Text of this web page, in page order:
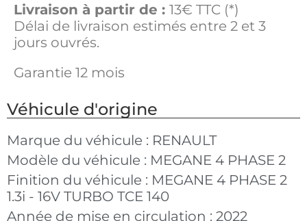
Livraison à partir de : 13€ TTC (*)
Délai de livraison estimés entre 2 et 3
jours ouvrés.
Garantie 12 mois
Véhicule d'origine
Marque du véhicule : RENAULT
Modèle du véhicule : MEGANE 4 PHASE 2
Finition du véhicule : MEGANE 4 PHASE 2
1.3i - 16V TURBO TCE 140
Année de mise en circulation : 2022